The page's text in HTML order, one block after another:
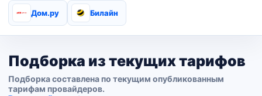
Дом.ру Билайн
Подборка из текущих тарифов
Подборка составлена по текущим опубликованным
тарифам провайдеров.